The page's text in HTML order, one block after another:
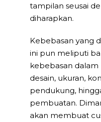
tampilan seusai
diharapkan.
Kebebasan yang
ini pun meliputi
kebebasan
desain, ukuran,
pendukung,
pembuatan.
akan membuat